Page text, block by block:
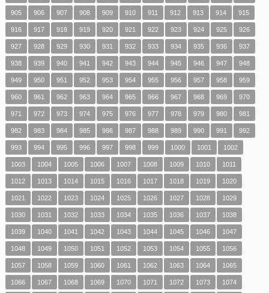
905 906 907 908 909 910 911 912 913 914 915
916 917 918 919 920 921 922 923 924 925 926
927 928 929 930 931 932 933 934 935 936 937
938 939 940 941 942 943 944 945 946 947 948
949 950 951 952 953 954 955 956 957 958 959
960 961 962 963 964 965 966 967 968 969 970
971 972 973 974 975 976 977 978 979 980 981
982 983 984 985 986 987 988 989 990 991 992
993 994 995 996 997 998 999 1000 1001 1002
1003 1004 1005 1006 1007 1008 1009 1010 1011
1012 1013 1014 1015 1016 1017 1018 1019 1020
1021 1022 1023 1024 1025 1026 1027 1028 1029
1030 1031 1032 1033 1034 1035 1036 1037 1038
1039 1040 1041 1042 1043 1044 1045 1046 1047
1048 1049 1050 1051 1052 1053 1054 1055 1056
1057 1058 1059 1060 1061 1062 1063 1064 1065
1066 1067 1068 1069 1070 1071 1072 1073 1074